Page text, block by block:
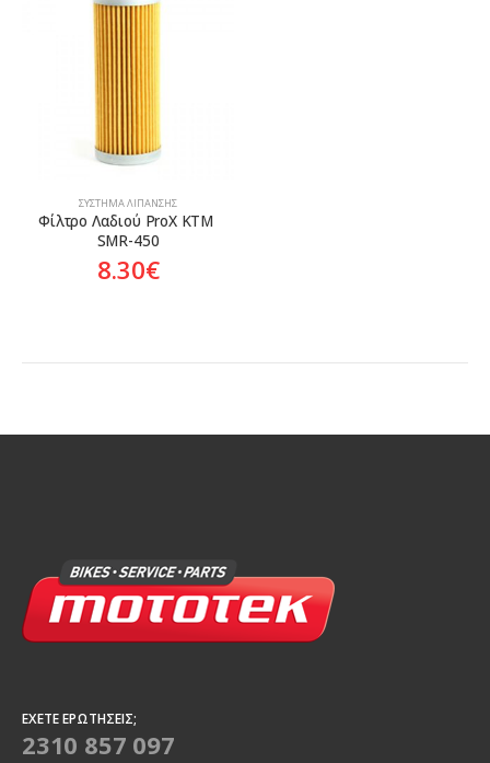
ΣΎΣΤΗΜΑ ΛΊΠΑΝΣΗΣ
Φίλτρο Λαδιού ProX KTM
SMR-450
8.30€
ΈΧΕΤΕ ΕΡΩΤΉΣΕΙΣ;
2310 857 097